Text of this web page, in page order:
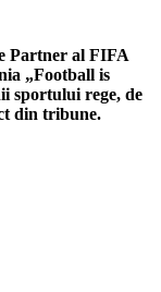
Partner al FIFA
„Football is
sportului rege, de
din tribune.